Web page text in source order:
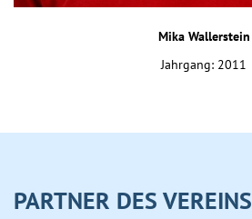
Mika Wallerstein
Jahrgang: 2011
PARTNER DES VEREINS